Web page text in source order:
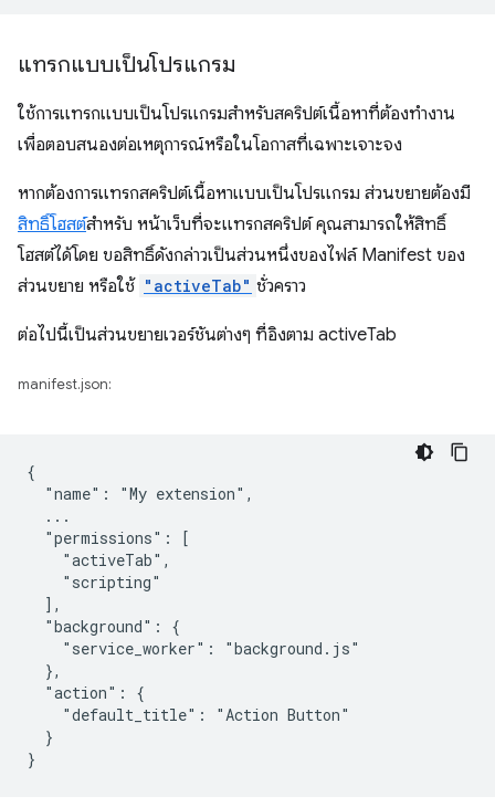
แทรกแบบเป็นโปรแกรม
ใช้การแทรกแบบเป็นโปรแกรมสำหรับสคริปต์เนื้อหาที่ต้องทำงาน
เพื่อตอบสนองต่อเหตุการณ์หรือในโอกาสที่เฉพาะเจาะจง
หากต้องการแทรกสคริปต์เนื้อหาแบบเป็นโปรแกรม ส่วนขยายต้องมี
สิทธิ์โฮสต์สำหรับ หน้าเว็บที่จะแทรกสคริปต์ คุณสามารถให้สิทธิ์
โฮสต์ได้โดย ขอสิทธิ์ดังกล่าวเป็นส่วนหนึ่งของไฟล์ Manifest ของ
ส่วนขยาย หรือใช้ "activeTab" ชั่วคราว
ต่อไปนี้เป็นส่วนขยายเวอร์ชันต่างๆ ที่อิงตาม activeTab
manifest.json:
{
  "name": "My extension",
  ...
  "permissions": [
    "activeTab",
    "scripting"
  ],
  "background": {
    "service_worker": "background.js"
  },
  "action": {
    "default_title": "Action Button"
  }